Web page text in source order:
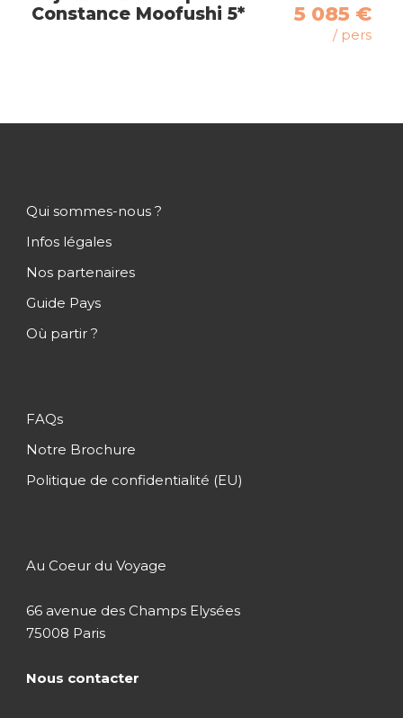
Saint-Gilles
Jour 1
Vol en direction de la Réunion
St Philippe / Grand Anse / St
Constance Moofushi 5*
5 085 €
/ pers
Qui sommes-nous ?
Infos légales
Nos partenaires
Guide Pays
Où partir ?
FAQs
Notre Brochure
Politique de confidentialité (EU)
Au Coeur du Voyage
66 avenue des Champs Elysées
75008 Paris
Nous contacter